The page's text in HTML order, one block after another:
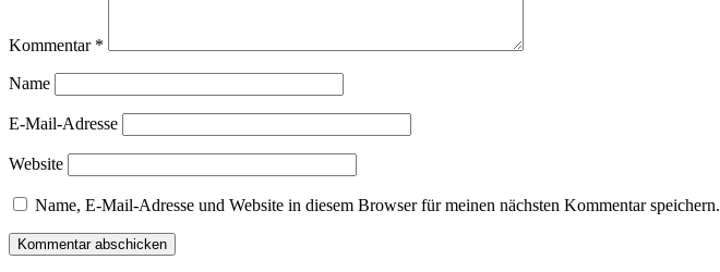
Kommentar *
Name
E-Mail-Adresse
Website
Name, E-Mail-Adresse und Website in diesem Browser für meinen nächsten Kommentar speichern.